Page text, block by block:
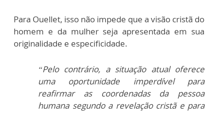
Para Ouellet, isso não impede que a visão cristã do
homem e da mulher seja apresentada em sua
originalidade e especificidade.
“Pelo contrário, a situação atual oferece
uma oportunidade imperdível para
reafirmar as coordenadas da pessoa
humana segundo a revelação cristã e para